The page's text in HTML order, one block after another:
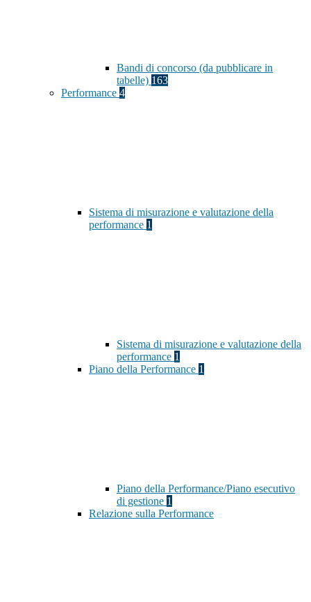
Bandi di concorso (da pubblicare in
tabelle) 163
Performance 4
Sistema di misurazione e valutazione della
performance 1
Sistema di misurazione e valutazione della
performance 1
Piano della Performance 1
Piano della Performance/Piano esecutivo
di gestione 1
Relazione sulla Performance